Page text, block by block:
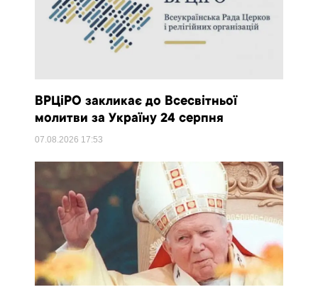
ВРЦіРО закликає до Всесвітньої
молитви за Україну 24 серпня
07.08.2026 17:53